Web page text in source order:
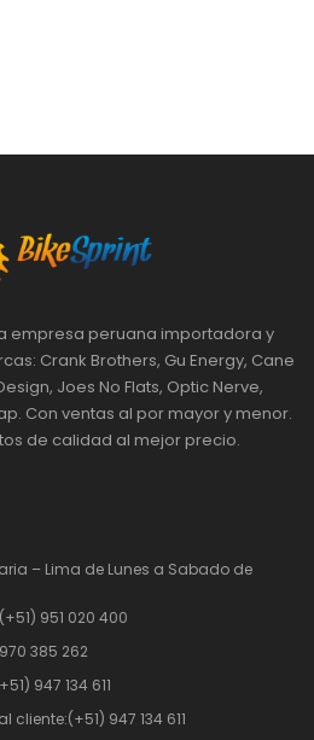
empresa peruana importadora y
Crank Brothers, Gu Energy, Cane
Joes No Flats, Optic Nerve,
Con ventas al por mayor y menor.
de calidad al mejor precio.
– Lima de Lunes a Sabado de
951 020 400
385 262
947 134 611
947 134 611